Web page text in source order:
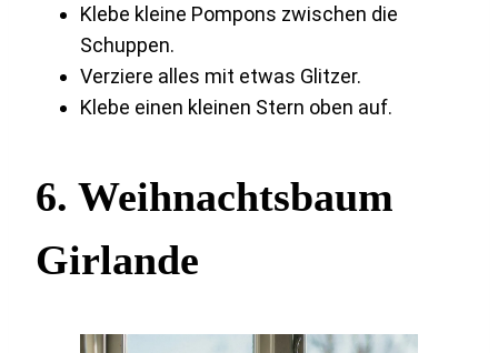
Klebe kleine Pompons zwischen die
Schuppen.
Verziere alles mit etwas Glitzer.
Klebe einen kleinen Stern oben auf.
6. Weihnachtsbaum
Girlande